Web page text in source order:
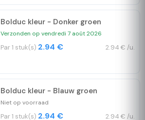
Bolduc kleur - Donker groen
Verzonden op vendredi 7 août 2026
Par 1 stuk(s) 2.94 € 2.94 € /u.
Bolduc kleur - Blauw groen
Niet op voorraad
Par 1 stuk(s) 2.94 € 2.94 € /u.